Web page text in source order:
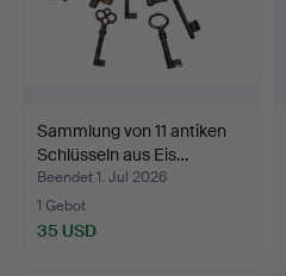
Sammlung von 11 antiken
Schlüsseln aus Eis…
Beendet 1. Jul 2026
1 Gebot
35 USD